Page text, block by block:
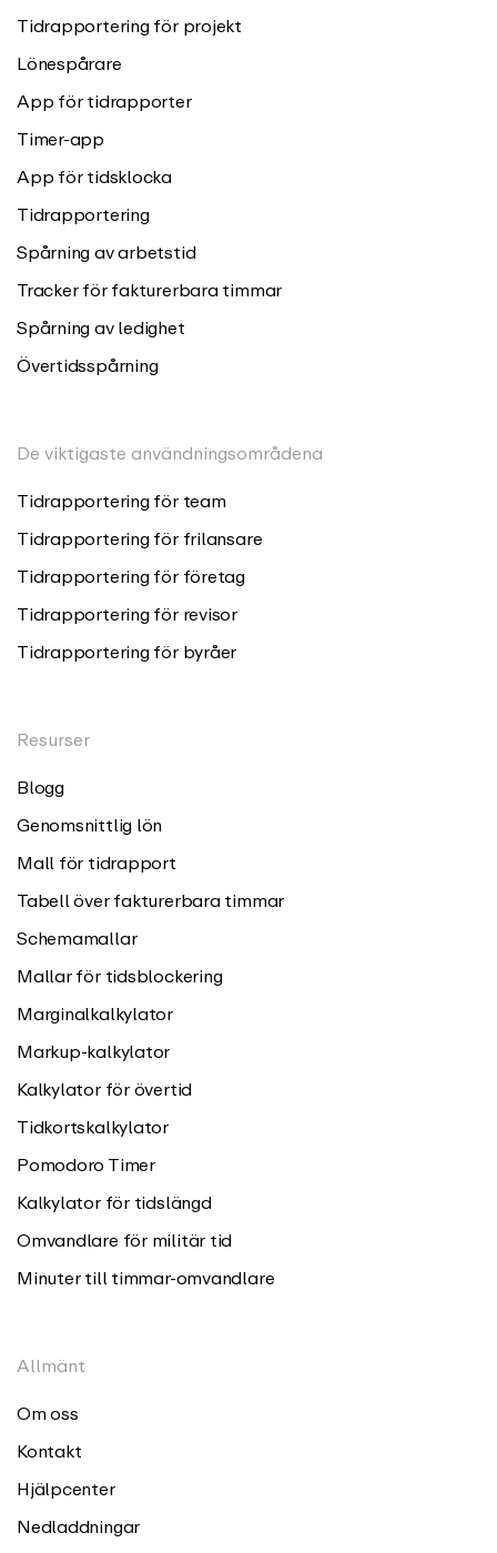
Tidrapportering för projekt
Lönespårare
App för tidrapporter
Timer-app
App för tidsklocka
Tidrapportering
Spårning av arbetstid
Tracker för fakturerbara timmar
Spårning av ledighet
Övertidsspårning
De viktigaste användningsområdena
Tidrapportering för team
Tidrapportering för frilansare
Tidrapportering för företag
Tidrapportering för revisor
Tidrapportering för byråer
Resurser
Blogg
Genomsnittlig lön
Mall för tidrapport
Tabell över fakturerbara timmar
Schemamallar
Mallar för tidsblockering
Marginalkalkylator
Markup-kalkylator
Kalkylator för övertid
Tidkortskalkylator
Pomodoro Timer
Kalkylator för tidslängd
Omvandlare för militär tid
Minuter till timmar-omvandlare
Allmänt
Om oss
Kontakt
Hjälpcenter
Nedladdningar